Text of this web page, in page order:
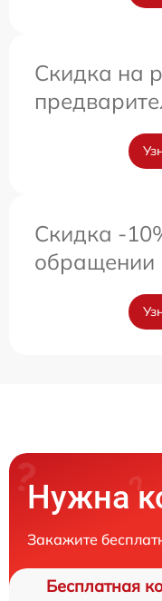
Скидка на
Скидка -
обращении
Нужна
Закажите
Бесплатная